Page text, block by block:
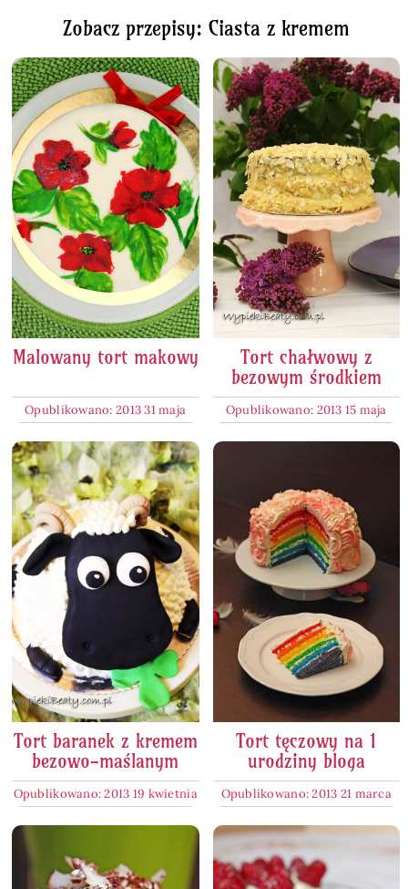
Zobacz przepisy: Ciasta z kremem
Malowany tort makowy
Opublikowano: 2013 31 maja
Tort chałwowy z
bezowym środkiem
Opublikowano: 2013 15 maja
Tort baranek z kremem
bezowo-maślanym
Opublikowano: 2013 19 kwietnia
Tort tęczowy na 1
urodziny bloga
Opublikowano: 2013 21 marca